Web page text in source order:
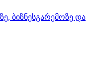
ბიზნესგარემოზე და